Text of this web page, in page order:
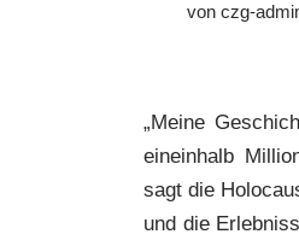
von czg-
„Meine
eineinhalb
sagt die
und die